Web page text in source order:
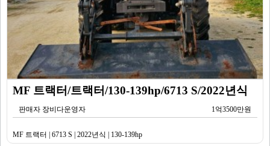
MF 트랙터/트랙터/130-139hp/6713 S/2022년식
판매자 장비다운영자 1억3500만원
MF 트랙터 | 6713 S | 2022년식 | 130-139hp